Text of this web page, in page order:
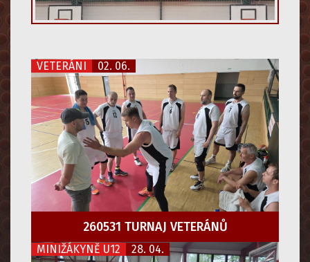
VETERÁNI 02. 06.
260531 TURNAJ VETERÁNŮ
MINIŽÁKYNĚ U12 28. 04.